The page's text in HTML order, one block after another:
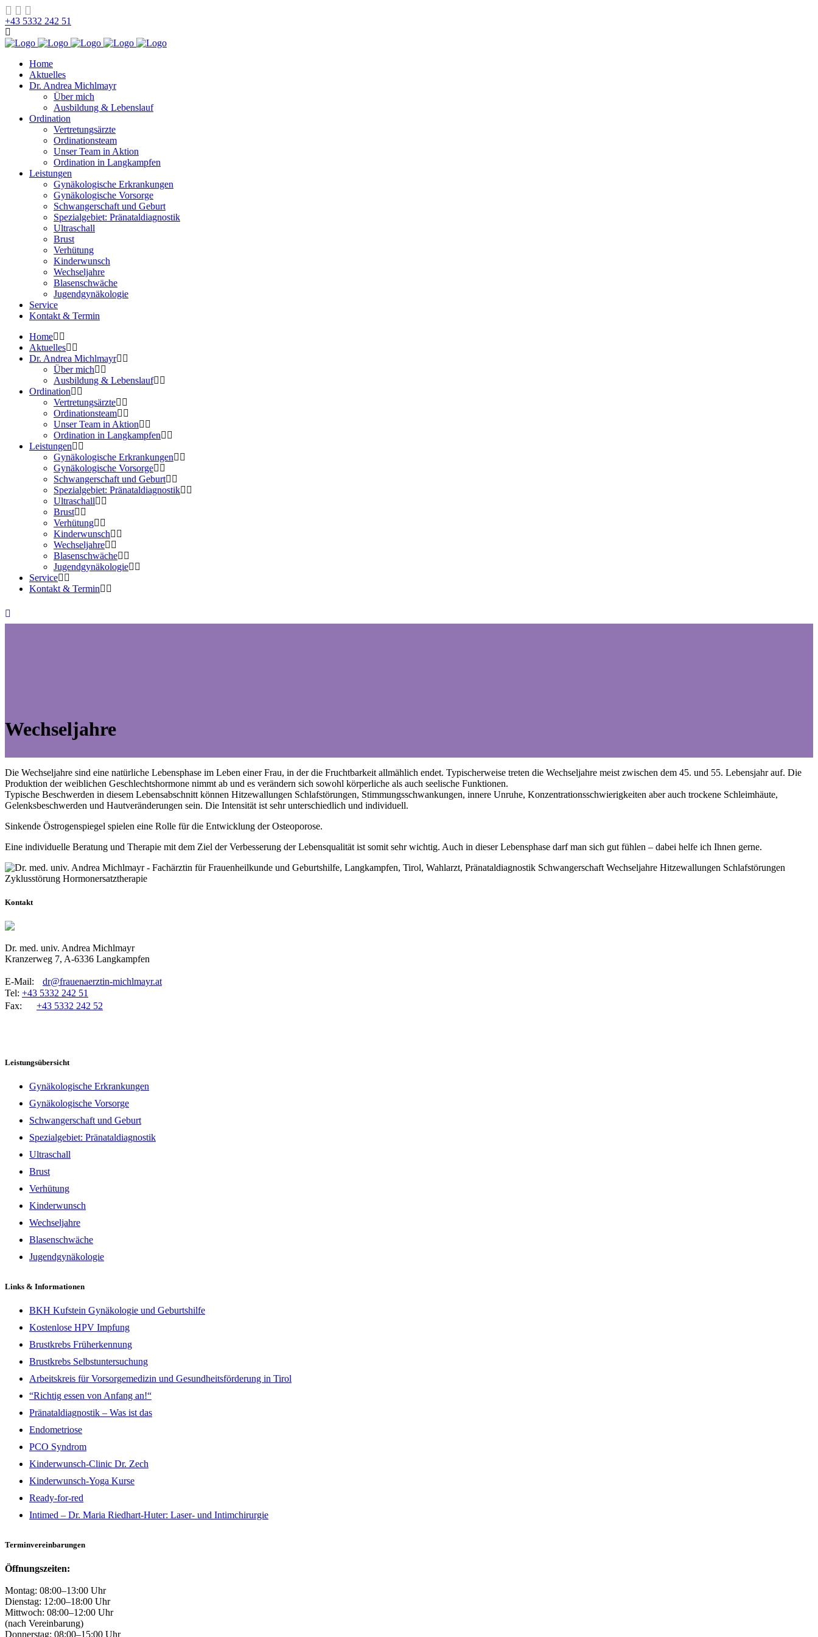
+43 5332 242 51
Home
Aktuelles
Dr. Andrea Michlmayr
Über mich
Ausbildung & Lebenslauf
Ordination
Vertretungsärzte
Ordinationsteam
Unser Team in Aktion
Ordination in Langkampfen
Leistungen
Gynäkologische Erkrankungen
Gynäkologische Vorsorge
Schwangerschaft und Geburt
Spezialgebiet: Pränataldiagnostik
Ultraschall
Brust
Verhütung
Kinderwunsch
Wechseljahre
Blasenschwäche
Jugendgynäkologie
Service
Kontakt & Termin
Home
Aktuelles
Dr. Andrea Michlmayr
Über mich
Ausbildung & Lebenslauf
Ordination
Vertretungsärzte
Ordinationsteam
Unser Team in Aktion
Ordination in Langkampfen
Leistungen
Gynäkologische Erkrankungen
Gynäkologische Vorsorge
Schwangerschaft und Geburt
Spezialgebiet: Pränataldiagnostik
Ultraschall
Brust
Verhütung
Kinderwunsch
Wechseljahre
Blasenschwäche
Jugendgynäkologie
Service
Kontakt & Termin
Wechseljahre
Die Wechseljahre sind eine natürliche Lebensphase im Leben einer Frau, in der die Fruchtbarkeit allmählich endet. Typischerweise treten die Wechseljahre meist zwischen dem 45. und 55. Lebensjahr auf. Die
Produktion der weiblichen Geschlechtshormone nimmt ab und es verändern sich sowohl körperliche als auch seelische Funktionen.
Typische Beschwerden in diesem Lebensabschnitt können Hitzewallungen Schlafstörungen, Stimmungsschwankungen, innere Unruhe, Konzentrationsschwierigkeiten aber auch trockene Schleimhäute,
Gelenksbeschwerden und Hautveränderungen sein. Die Intensität ist sehr unterschiedlich und individuell.
Sinkende Östrogenspiegel spielen eine Rolle für die Entwicklung der Osteoporose.
Eine individuelle Beratung und Therapie mit dem Ziel der Verbesserung der Lebensqualität ist somit sehr wichtig. Auch in dieser Lebensphase darf man sich gut fühlen – dabei helfe ich Ihnen gerne.
Kontakt
Dr. med. univ. Andrea Michlmayr
Kranzerweg 7, A-6336 Langkampfen
E-Mail: dr@frauenaerztin-michlmayr.at
Tel: +43 5332 242 51
Fax: +43 5332 242 52
Leistungsübersicht
Gynäkologische Erkrankungen
Gynäkologische Vorsorge
Schwangerschaft und Geburt
Spezialgebiet: Pränataldiagnostik
Ultraschall
Brust
Verhütung
Kinderwunsch
Wechseljahre
Blasenschwäche
Jugendgynäkologie
Links & Informationen
BKH Kufstein Gynäkologie und Geburtshilfe
Kostenlose HPV Impfung
Brustkrebs Früherkennung
Brustkrebs Selbstuntersuchung
Arbeitskreis für Vorsorgemedizin und Gesundheitsförderung in Tirol
“Richtig essen von Anfang an!“
Pränataldiagnostik – Was ist das
Endometriose
PCO Syndrom
Kinderwunsch-Clinic Dr. Zech
Kinderwunsch-Yoga Kurse
Ready-for-red
Intimed – Dr. Maria Riedhart-Huter: Laser- und Intimchirurgie
Terminvereinbarungen
Öffnungszeiten:
Montag: 08:00–13:00 Uhr
Dienstag: 12:00–18:00 Uhr
Mittwoch: 08:00–12:00 Uhr
(nach Vereinbarung)
Donnerstag: 08:00–15:00 Uhr